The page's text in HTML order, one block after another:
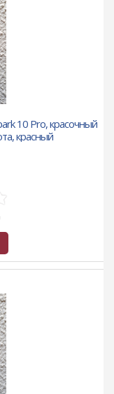
10 Pro, красочный
красный